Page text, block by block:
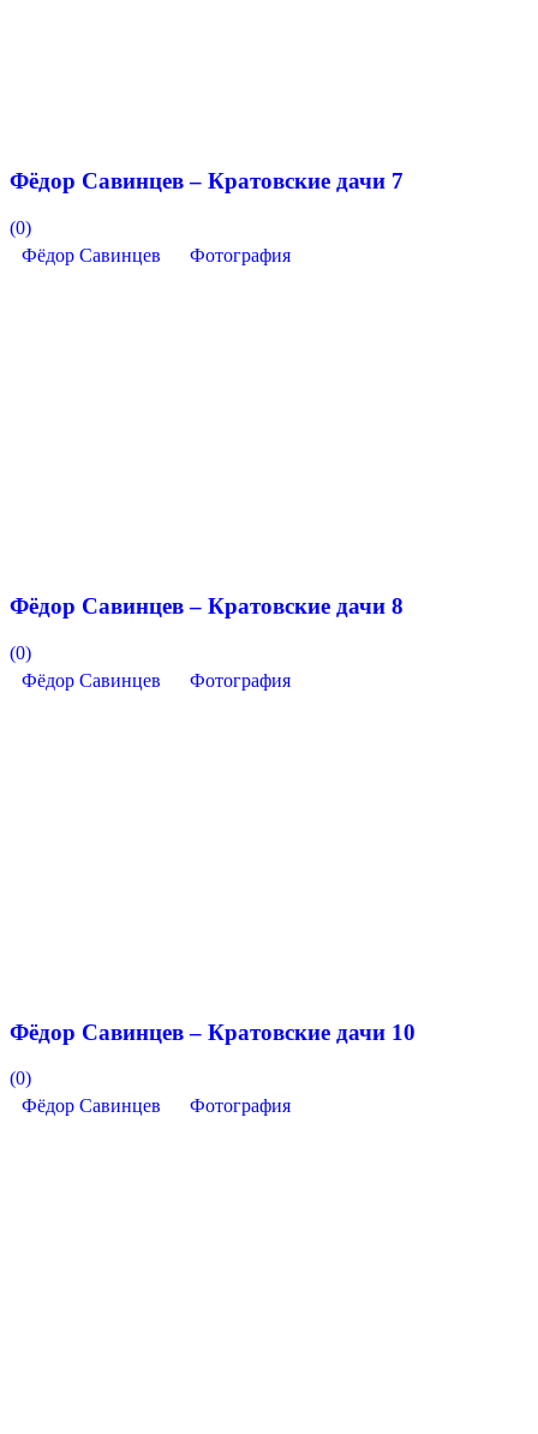
Фёдор Савинцев – Кратовские дачи 7
(0)
Фёдор Савинцев
Фотография
Фёдор Савинцев – Кратовские дачи 8
(0)
Фёдор Савинцев
Фотография
Фёдор Савинцев – Кратовские дачи 10
(0)
Фёдор Савинцев
Фотография